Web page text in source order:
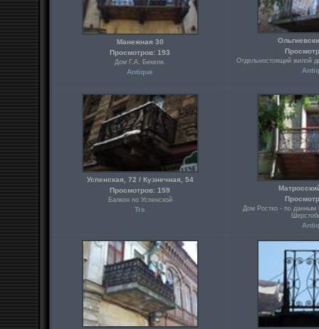
Манежная 30
Просмотров: 193
Дом Г.А. Бекеля.
Antique
Отдельностоящий жилой
Успенская, 72 / Кузнечная, 54
Просмотров: 159
Балкон по Успенской
Trs
Дом Ростко - по данным